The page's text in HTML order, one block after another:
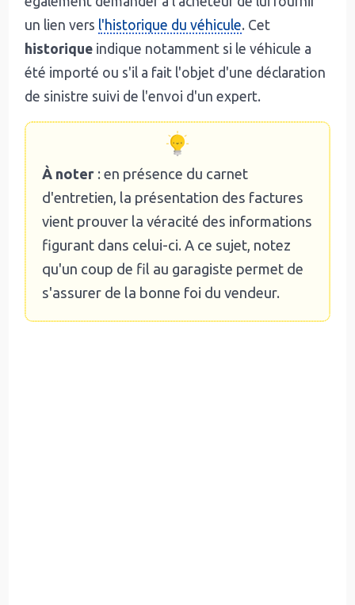
un lien vers l'historique du véhicule. Cet
historique indique notamment si le véhicule a
été importé ou s'il a fait l'objet d'une déclaration
de sinistre suivi de l'envoi d'un expert.
À noter : en présence du carnet
d'entretien, la présentation des factures
vient prouver la véracité des informations
figurant dans celui-ci. A ce sujet, notez
qu'un coup de fil au garagiste permet de
s'assurer de la bonne foi du vendeur.